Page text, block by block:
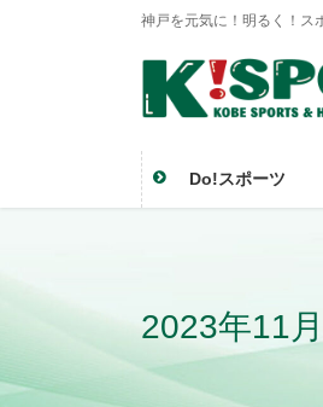
神戸を元気に！明るく！ス
Do!スポーツ
2023年11月